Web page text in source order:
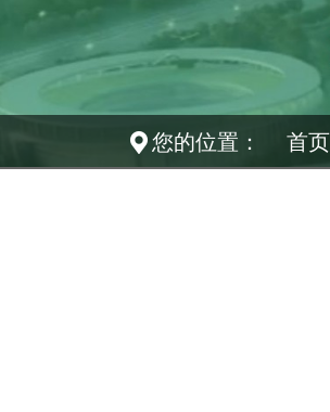
您的位置： 首页